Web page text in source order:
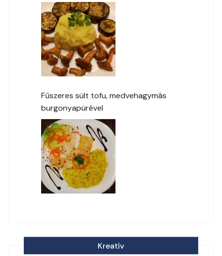
Fűszeres sült tofu, medvehagymás
burgonyapürével
Kreatív